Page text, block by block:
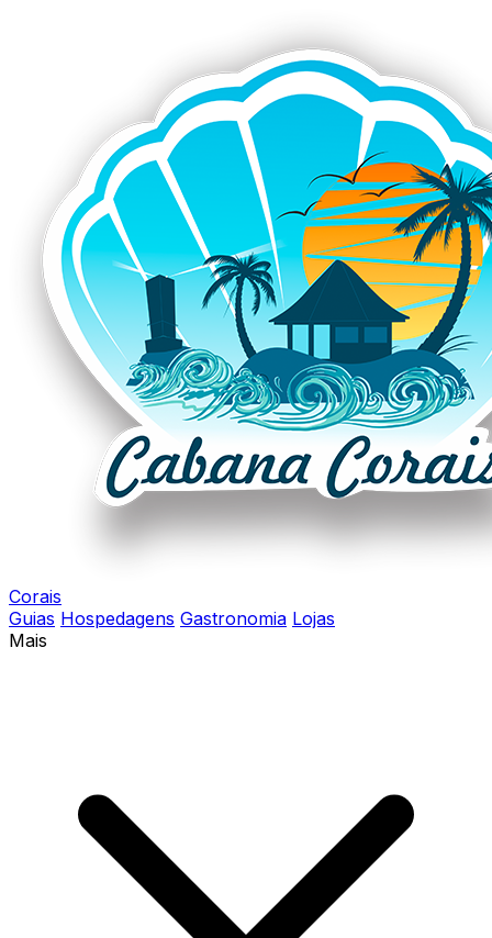
Corais
Guias Hospedagens Gastronomia Lojas
Mais